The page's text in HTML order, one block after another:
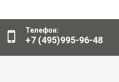
Телефон:
+7 (495)995-96-48